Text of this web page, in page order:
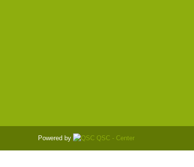
Powered by QSC - Center